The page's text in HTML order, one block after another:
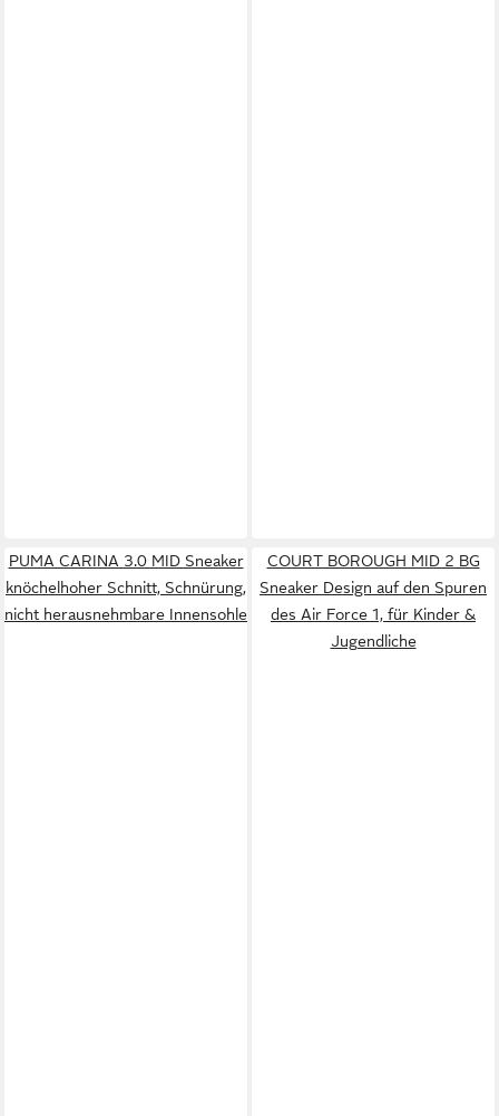
PUMA CARINA 3.0 MID Sneaker
knöchelhoher Schnitt, Schnürung,
nicht herausnehmbare Innensohle
COURT BOROUGH MID 2 BG
Sneaker Design auf den Spuren
des Air Force 1, für Kinder &
Jugendliche